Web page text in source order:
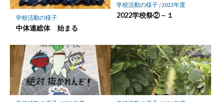
学校活動の様子
中体連総体 始まる
学校活動の様子/2022年度
2022学校祭②－１